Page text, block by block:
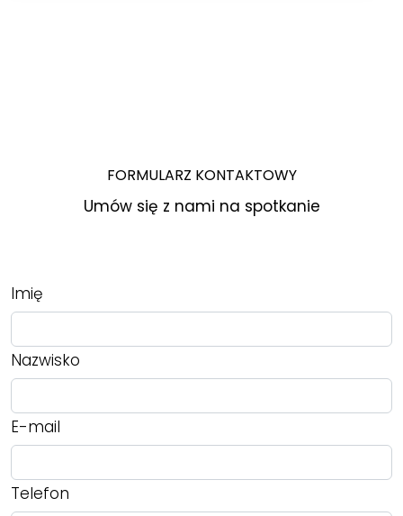
FORMULARZ KONTAKTOWY
Umów się z nami na spotkanie
Imię
Nazwisko
E-mail
Telefon